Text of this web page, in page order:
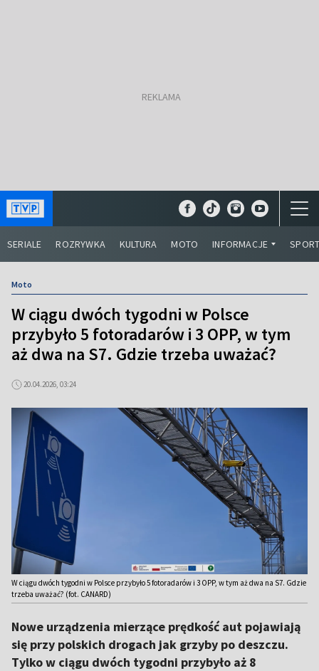
SERIALE ROZRYWKA KULTURA MOTO INFORMACJE
Moto
W ciągu dwóch tygodni w Polsce
przybyło 5 fotoradarów i 3 OPP, w tym
aż dwa na S7. Gdzie trzeba uważać?
20.04.2026, 03:24
W ciągu dwóch tygodni w Polsce przybyło 5 fotoradarów i 3 OPP, w tym aż dwa na S7. Gdzie
trzeba uważać? (fot. CANARD)
Nowe urządzenia mierzące prędkość aut pojawiają
się przy polskich drogach jak grzyby po deszczu.
Tylko w ciągu dwóch tygodni przybyło aż 8